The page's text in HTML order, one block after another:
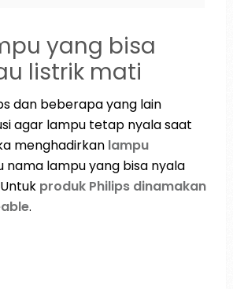
yang bisa
listrik mati
dan beberapa yang lain
agar lampu tetap nyala saat
menghadirkan lampu
nama lampu yang bisa nyala
produk Philips dinamakan
.